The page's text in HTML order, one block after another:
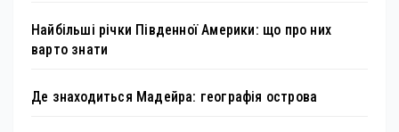
Найбільші річки Південної Америки: що про них
варто знати
Де знаходиться Мадейра: географія острова